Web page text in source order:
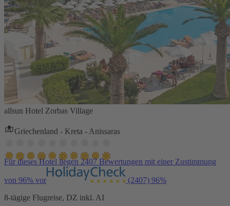
allsun Hotel Zorbas Village
Griechenland - Kreta - Anissaras
Für dieses Hotel liegen 2407 Bewertungen mit einer Zustimmung
von 96% vor (2407) 96%
8-tägige Flugreise, DZ inkl. AI